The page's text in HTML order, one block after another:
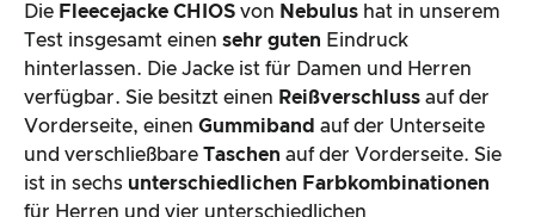
Die Fleecejacke CHIOS von Nebulus hat in unserem
Test insgesamt einen sehr guten Eindruck
hinterlassen. Die Jacke ist für Damen und Herren
verfügbar. Sie besitzt einen Reißverschluss auf der
Vorderseite, einen Gummiband auf der Unterseite
und verschließbare Taschen auf der Vorderseite. Sie
ist in sechs unterschiedlichen Farbkombinationen
für Herren und vier unterschiedlichen